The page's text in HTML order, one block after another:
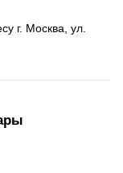
г. Москва, ул.